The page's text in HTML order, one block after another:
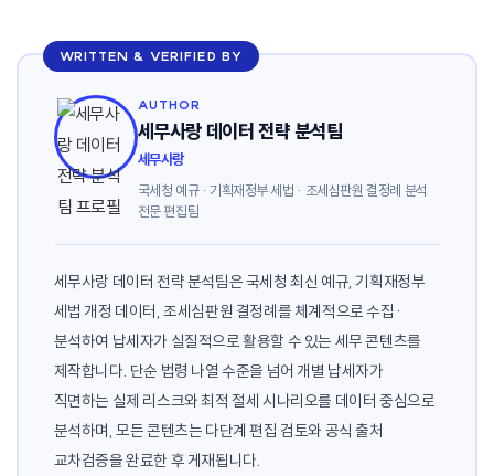
WRITTEN & VERIFIED BY
AUTHOR
세무사랑 데이터 전략 분석팀
세무사랑
국세청 예규 · 기획재정부 세법 · 조세심판원 결정례 분석
전문 편집팀
세무사랑 데이터 전략 분석팀은 국세청 최신 예규, 기획재정부
세법 개정 데이터, 조세심판원 결정례를 체계적으로 수집·
분석하여 납세자가 실질적으로 활용할 수 있는 세무 콘텐츠를
제작합니다. 단순 법령 나열 수준을 넘어 개별 납세자가
직면하는 실제 리스크와 최적 절세 시나리오를 데이터 중심으로
분석하며, 모든 콘텐츠는 다단계 편집 검토와 공식 출처
교차검증을 완료한 후 게재됩니다.